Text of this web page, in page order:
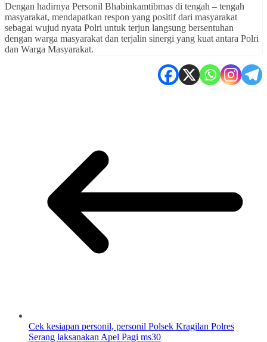
Dengan hadirnya Personil Bhabinkamtibmas di tengah – tengah
masyarakat, mendapatkan respon yang positif dari masyarakat
sebagai wujud nyata Polri untuk terjun langsung bersentuhan
dengan warga masyarakat dan terjalin sinergi yang kuat antara Polri
dan Warga Masyarakat.
Cek kesiapan personil, personil Polsek Kragilan Polres
Serang laksanakan Apel Pagi ms30